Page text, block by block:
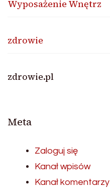
Wyposażenie Wnętrz
zdrowie
zdrowie.pl
Meta
Zaloguj się
Kanał wpisów
Kanał komentarzy